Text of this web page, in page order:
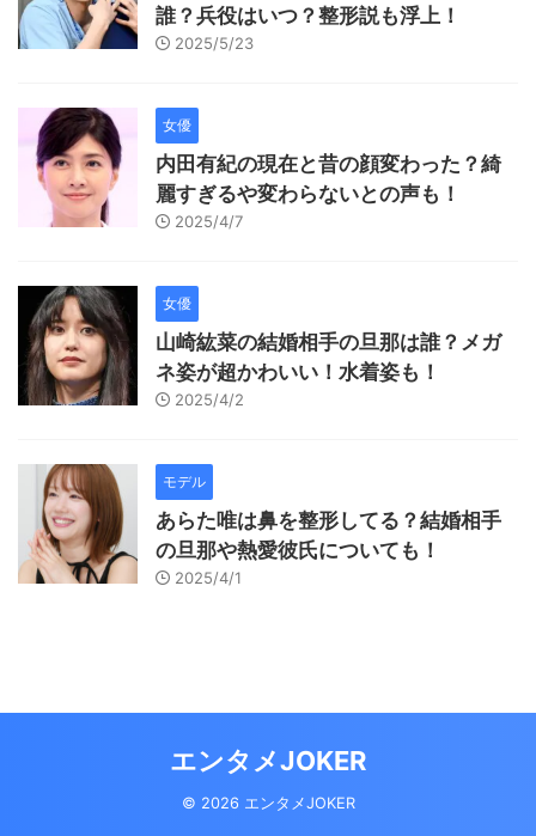
誰？兵役はいつ？整形説も浮上！
2025/5/23
女優
内田有紀の現在と昔の顔変わった？綺
麗すぎるや変わらないとの声も！
2025/4/7
女優
山崎紘菜の結婚相手の旦那は誰？メガ
ネ姿が超かわいい！水着姿も！
2025/4/2
モデル
あらた唯は鼻を整形してる？結婚相手
の旦那や熱愛彼氏についても！
2025/4/1
エンタメJOKER
© 2026 エンタメJOKER